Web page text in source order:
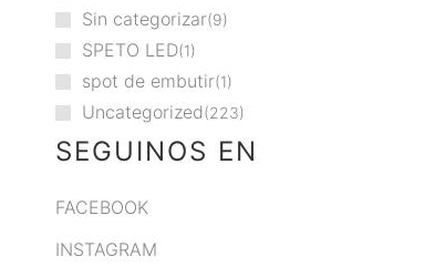
Sin categorizar 9
SPETO LED 1
spot de embutir 1
Uncategorized 223
SEGUINOS EN
FACEBOOK
INSTAGRAM